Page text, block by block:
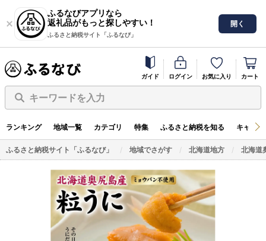
ふるなびアプリなら
返礼品がもっと探しやすい！
ふるさと納税サイト「ふるなび」
開く
ガイド ログイン お気に入り カート
キーワードを入力
ランキング 地域一覧 カテゴリ 特集 ふるさと納税を知る キャン
ふるさと納税サイト「ふるなび」 地域でさがす 北海道地方 北海道